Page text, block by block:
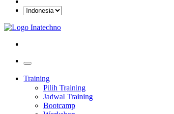
Training
Pilih Training
Jadwal Training
Bootcamp